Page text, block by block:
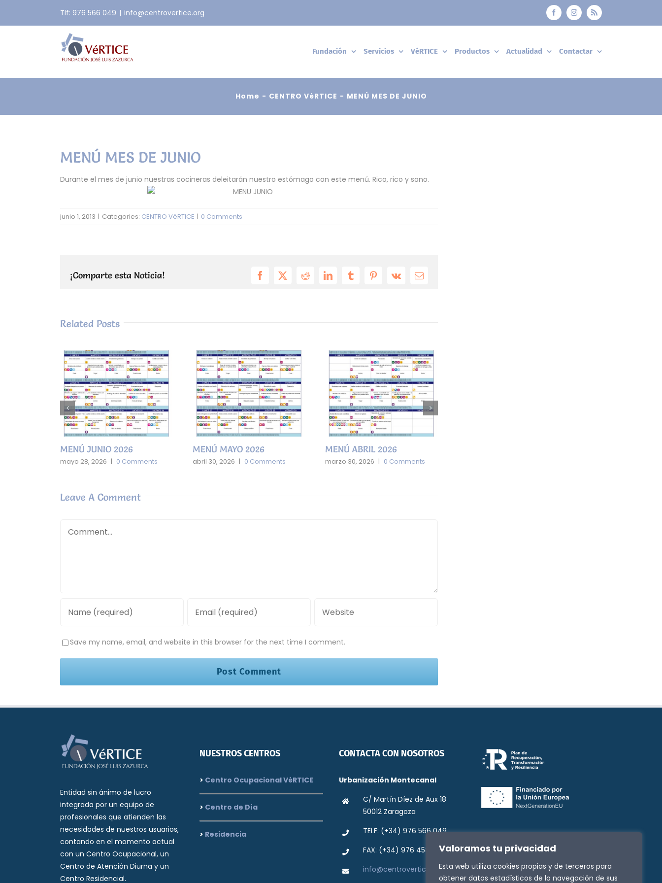
Valoramos tu privacidad
Esta web utiliza cookies propias y de terceros para
obtener datos estadísticos de la navegación de sus
Tlf: 976 566 049 | info@centrovertice.org FacebookInstagramRss
Fundación Servicios VéRTICE Productos Actualidad Contactar
Home CENTRO VéRTICE MENÚ MES DE JUNIO
MENÚ MES DE JUNIO
Durante el mes de junio nuestras cocineras deleitarán nuestro estómago con este menú. Rico, rico y sano.
junio 1, 2013 | Categories: CENTRO VéRTICE | 0 Comments
¡Comparte esta Noticia! Facebook
X RedditLinkedInTumblrPinterest
Vk Email
Related Posts
MENÚ JUNIO 2026
mayo 28, 2026 | 0 Comments
MENÚ MAYO 2026
abril 30, 2026 | 0 Comments
MENÚ ABRIL 2026
marzo 30, 2026 | 0 Comments
Leave A Comment
Save my name, email, and website in this browser for the next time I comment.
Entidad sin ánimo de lucro
integrada por un equipo de
profesionales que atienden las
necesidades de nuestros usuarios,
contando en el momento actual
con un Centro Ocupacional, un
Centro de Atención Diurna y un
Centro Residencial.
NUESTROS CENTROS
> Centro Ocupacional VéRTICE
> Centro de Día
> Residencia
CONTACTA CON NOSOTROS
Urbanización Montecanal
C/ Martín Díez de Aux 18
50012 Zaragoza
TELF: (+34) 976 566 049
FAX: (+34) 976 458 423
info@centrovertice.org